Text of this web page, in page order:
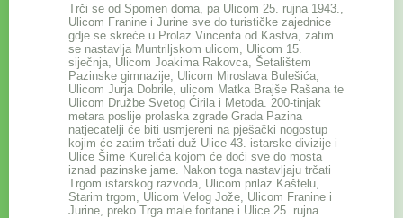
Trči se od Spomen doma, pa Ulicom 25. rujna 1943.,
Ulicom Franine i Jurine sve do turističke zajednice
gdje se skreće u Prolaz Vincenta od Kastva, zatim
se nastavlja Muntriljskom ulicom, Ulicom 15.
siječnja, Ulicom Joakima Rakovca, Šetalištem
Pazinske gimnazije, Ulicom Miroslava Bulešića,
Ulicom Jurja Dobrile, ulicom Matka Brajše Rašana te
Ulicom Družbe Svetog Ćirila i Metoda. 200-tinjak
metara poslije prolaska zgrade Grada Pazina
natjecatelji će biti usmjereni na pješački nogostup
kojim će zatim trčati duž Ulice 43. istarske divizije i
Ulice Šime Kurelića kojom će doći sve do mosta
iznad pazinske jame. Nakon toga nastavljaju trčati
Trgom istarskog razvoda, Ulicom prilaz Kaštelu,
Starim trgom, Ulicom Velog Jože, Ulicom Franine i
Jurine, preko Trga male fontane i Ulice 25. rujna